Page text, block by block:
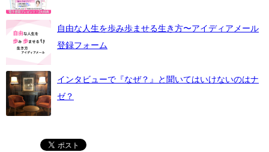
自由な人生を歩み歩ませる生き方〜アイディアメール
登録フォーム
インタビューで『なぜ？』と聞いてはいけないのはナ
ゼ？